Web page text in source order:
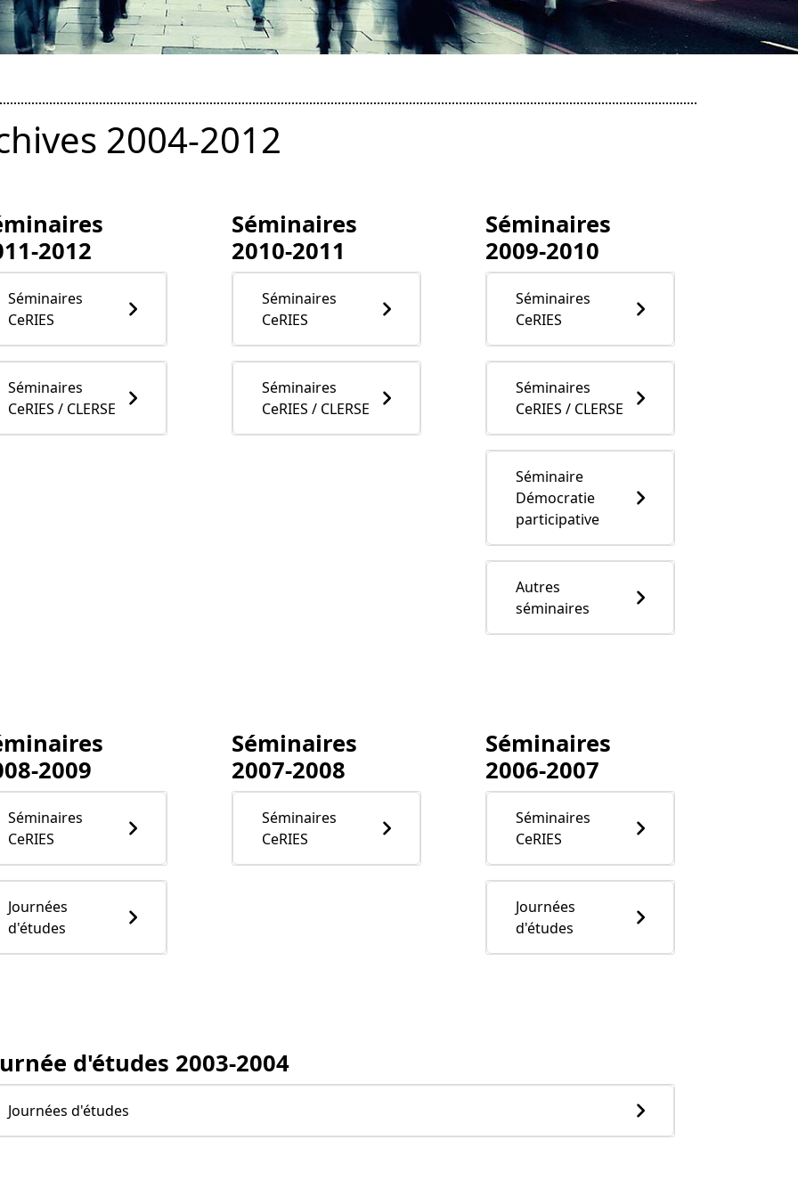
2004-2012
2012
Séminaires
CeRIES
Séminaires
CeRIES / CLERSE
Séminaires
2010-2011
Séminaires
CeRIES
Séminaires
CeRIES / CLERSE
Séminaires
2009-2010
Séminaires
CeRIES
Séminaires
CeRIES / CLERSE
Séminaire
Démocratie
participative
Autres
séminaires
2009
Séminaires
CeRIES
Journées
d'études
Séminaires
2007-2008
Séminaires
CeRIES
Séminaires
2006-2007
Séminaires
CeRIES
Journées
d'études
d'études 2003-2004
Journées d'études